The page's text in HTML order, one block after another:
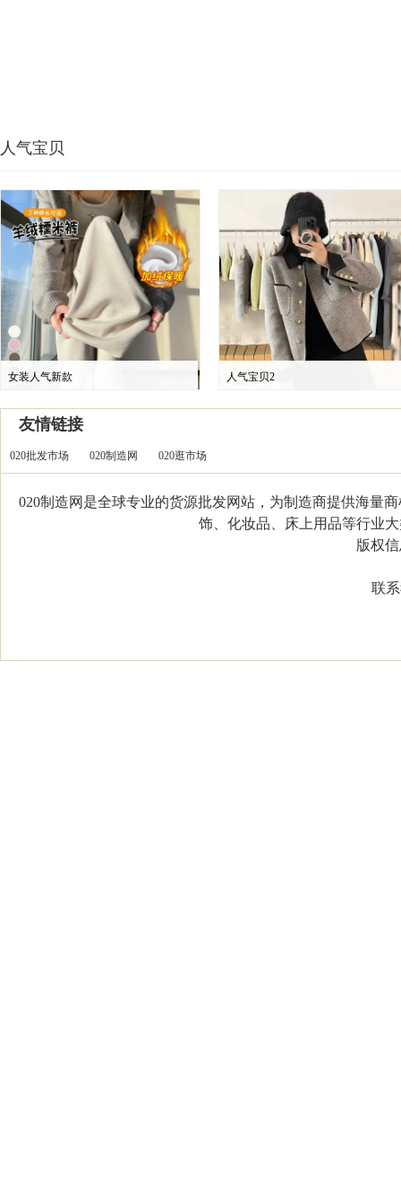
人气宝贝
女装人气新款 人气宝贝2
友情链接
020批发市场 020制造网 020逛市场
020制造网是全球专业的货源批发网站，为制造商提供海量
饰、化妆品、床上用品等行业
版权信
联